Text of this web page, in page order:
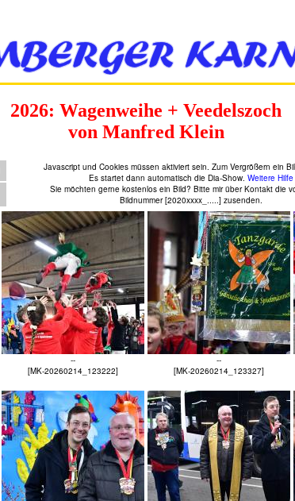
2026: Wagenweihe + Veedelszoch
von Manfred Klein
Javascript und Cookies müssen aktiviert sein. Zum Vergrößern ein
Es startet dann automatisch die Dia-Show. Weitere Hilfe
Sie möchten gerne kostenlos ein Bild? Bitte mir über Kontakt die
Bildnummer [2020xxxx_.....] zusenden.
--
[MK-20260214_123222]
--
[MK-20260214_123327]